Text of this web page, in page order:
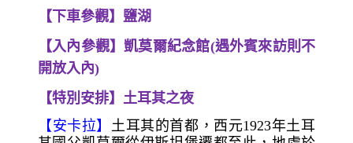
【下車參觀】鹽湖
【入內參觀】凱莫爾紀念館(遇外賓來訪則不
開放入內)
【特別安排】土耳其之夜
【安卡拉】
土耳其的首都，西元1923年土耳